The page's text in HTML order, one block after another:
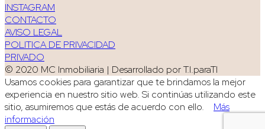
INSTAGRAM
CONTACTO
AVISO LEGAL
POLITICA DE PRIVACIDAD
PRIVADO
© 2020 MC Inmobiliaria | Desarrollado por T.I.paraTI
Usamos cookies para garantizar que te brindamos la mejor
experiencia en nuestro sitio web. Si continúas utilizando este
sitio, asumiremos que estás de acuerdo con ello. Más
información